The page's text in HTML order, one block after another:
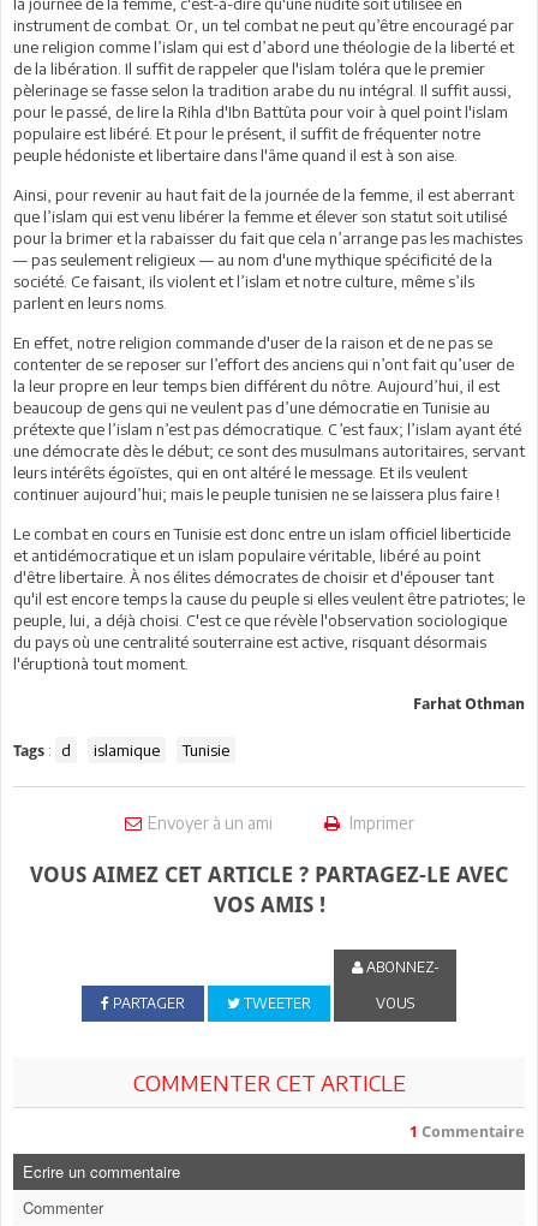
instrument de combat. Or, un tel combat ne peut qu’être encouragé par
une religion comme l’islam qui est d’abord une théologie de la liberté et
de la libération. Il suffit de rappeler que l'islam toléra que le premier
pèlerinage se fasse selon la tradition arabe du nu intégral. Il suffit aussi,
pour le passé, de lire la Rihla d'Ibn Battûta pour voir à quel point l'islam
populaire est libéré. Et pour le présent, il suffit de fréquenter notre
peuple hédoniste et libertaire dans l'âme quand il est à son aise.
Ainsi, pour revenir au haut fait de la journée de la femme, il est aberrant
que l’islam qui est venu libérer la femme et élever son statut soit utilisé
pour la brimer et la rabaisser du fait que cela n’arrange pas les machistes
— pas seulement religieux — au nom d'une mythique spécificité de la
société. Ce faisant, ils violent et l’islam et notre culture, même s’ils
parlent en leurs noms.
En effet, notre religion commande d'user de la raison et de ne pas se
contenter de se reposer sur l’effort des anciens qui n’ont fait qu’user de
la leur propre en leur temps bien différent du nôtre. Aujourd’hui, il est
beaucoup de gens qui ne veulent pas d’une démocratie en Tunisie au
prétexte que l’islam n’est pas démocratique. C’est faux; l’islam ayant été
une démocrate dès le début; ce sont des musulmans autoritaires, servant
leurs intérêts égoïstes, qui en ont altéré le message. Et ils veulent
continuer aujourd’hui; mais le peuple tunisien ne se laissera plus faire !
Le combat en cours en Tunisie est donc entre un islam officiel liberticide
et antidémocratique et un islam populaire véritable, libéré au point
d'être libertaire. À nos élites démocrates de choisir et d'épouser tant
qu'il est encore temps la cause du peuple si elles veulent être patriotes; le
peuple, lui, a déjà choisi. C'est ce que révèle l'observation sociologique
du pays où une centralité souterraine est active, risquant désormais
l'éruptionà tout moment.
Farhat Othman
Tags : d islamique Tunisie
Envoyer à un ami Imprimer
VOUS AIMEZ CET ARTICLE ? PARTAGEZ-LE AVEC
VOS AMIS !
PARTAGER TWEETER
ABONNEZ-
VOUS
COMMENTER CET ARTICLE
1 Commentaire
Ecrire un commentaire
Commenter